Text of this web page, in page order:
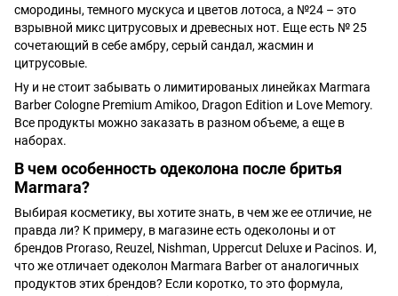
смородины, темного мускуса и цветов лотоса, а №24 – это
взрывной микс цитрусовых и древесных нот. Еще есть № 25
сочетающий в себе амбру, серый сандал, жасмин и
цитрусовые.
Ну и не стоит забывать о лимитированых линейках Marmara
Barber Cologne Premium Amikoо, Dragon Edition и Love Memory.
Все продукты можно заказать в разном объеме, а еще в
наборах.
В чем особенность одеколона после бритья
Marmara?
Выбирая косметику, вы хотите знать, в чем же ее отличие, не
правда ли? К примеру, в магазине есть одеколоны и от
брендов Proraso, Reuzel, Nishman, Uppercut Deluxe и Pacinos. И,
что же отличает одеколон Marmara Barber от аналогичных
продуктов этих брендов? Если коротко, то это формула,